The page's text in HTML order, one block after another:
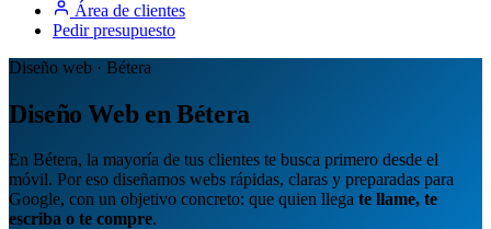
Área de clientes
Pedir presupuesto
Diseño web · Bétera
Diseño Web en Bétera
En Bétera, la mayoría de tus clientes te busca primero desde el
móvil. Por eso diseñamos webs rápidas, claras y preparadas para
Google, con un objetivo concreto: que quien llega te llame, te
escriba o te compre.